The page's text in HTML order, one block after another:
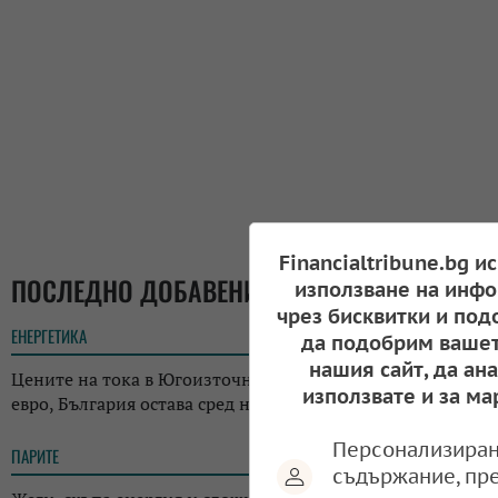
ПОСЛЕДНО ДОБАВЕНИ
ЕНЕРГЕТИКА 12:29
Цените на тока в Югоизточна Европа скочиха над 700
евро, България остава сред най-евтините пазари
ПАРИТЕ 18:05
Financialtribune.bg
използване на
чрез бисквитки и
да подобрим
нашия сайт, да
използвате и за
съдържание,